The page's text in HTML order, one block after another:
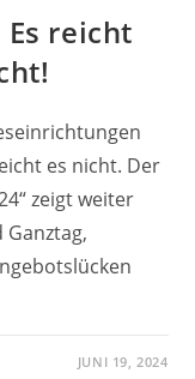
reicht
es nicht. Der
zeigt weiter
JUNI 19, 2024